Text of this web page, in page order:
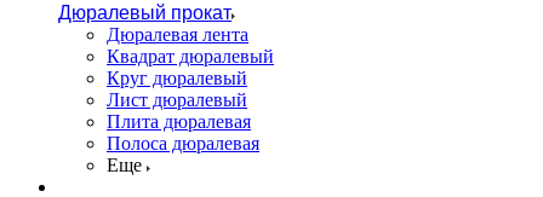
Дюралевый прокат
Дюралевая лента
Квадрат дюралевый
Круг дюралевый
Лист дюралевый
Плита дюралевая
Полоса дюралевая
Еще